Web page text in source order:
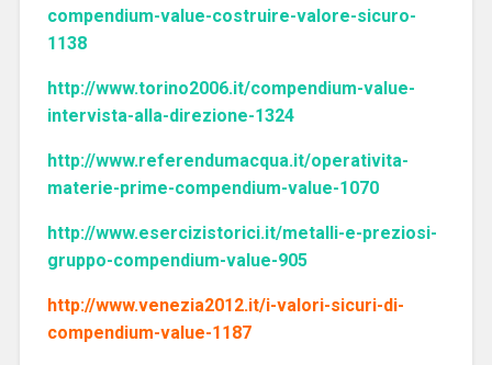
compendium-value-costruire-valore-sicuro-
1138
http://www.torino2006.it/compendium-value-
intervista-alla-direzione-1324
http://www.referendumacqua.it/operativita-
materie-prime-compendium-value-1070
http://www.esercizistorici.it/metalli-e-preziosi-
gruppo-compendium-value-905
http://www.venezia2012.it/i-valori-sicuri-di-
compendium-value-1187